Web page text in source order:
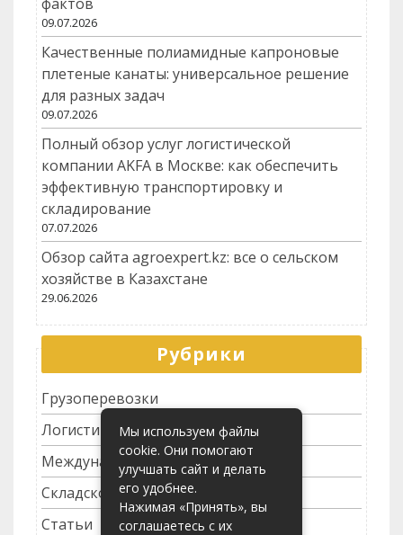
09.07.2026
Качественные полиамидные капроновые
плетеные канаты: универсальное решение
для разных задач
09.07.2026
Полный обзор услуг логистической
компании AKFA в Москве: как обеспечить
эффективную транспортировку и
складирование
07.07.2026
Обзор сайта agroexpert.kz: все о сельском
хозяйстве в Казахстане
29.06.2026
Рубрики
Грузоперевозки
Логистика
Международные перевозки
Складское хозяйство
Статьи
Мы используем файлы
cookie. Они помогают
улучшать сайт и делать
его удобнее.
Нажимая «Принять», вы
соглашаетесь с их